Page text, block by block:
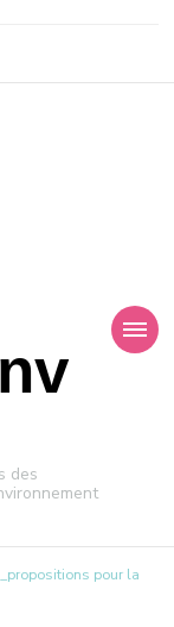
des
pour la